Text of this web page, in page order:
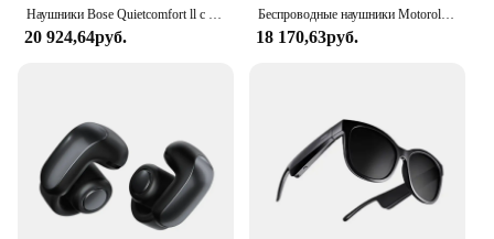
Наушники Bose Quietcomfort ll с шумоподавлением, наушники-вкладыши Big Shark ll 2ndgeneration boss с шумоподавлением, Bluetooth Qc
20 924,64руб.
Беспроводные наушники Motorola Moto Buds + Bluetooth, наушники-вкладыши BOSE тюнинг, динамический активный шумоподавление
18 170,63руб.